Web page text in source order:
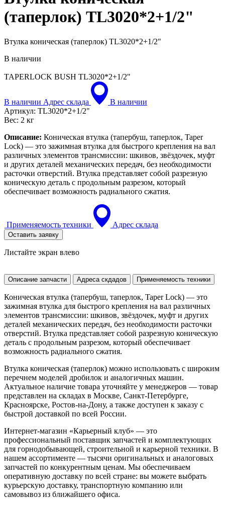
(таперлок) TL3020*2+1/2"
Втулка коническая (таперлок) TL3020*2+1/2"
В наличии
TAPERLOCK BUSH TL3020*2+1/2"
В наличии Адрес склада
В наличии
Артикул: TL3020*2+1/2"
Вес: 2 кг
Описание: Коническая втулка (тапербуш, таперлок, Taper
Lock) — это зажимная втулка для быстрого крепления на вал
различных элементов трансмиссии: шкивов, звёздочек, муфт
и других деталей механических передач, без необходимости
расточки отверстий. Втулка представляет собой разрезную
коническую деталь с продольным разрезом, который
обеспечивает возможность радиального сжатия.
Применяемость техники Адрес склада
Оставить заявку
Листайте экран влево
Описание запчасти Адреса скдадов Применяемость техники
Коническая втулка (тапербуш, таперлок, Taper Lock) — это
зажимная втулка для быстрого крепления на вал различных
элементов трансмиссии: шкивов, звёздочек, муфт и других
деталей механических передач, без необходимости расточки
отверстий. Втулка представляет собой разрезную коническую
деталь с продольным разрезом, который обеспечивает
возможность радиального сжатия.
Втулка коническая (таперлок) можно использовать с широким
перечнем моделей дробилок и аналогичных машин.
Актуальное наличие товара уточняйте у менеджеров — товар
представлен на складах в Москве, Санкт-Петербурге,
Красноярске, Ростов-на-Дону, а также доступен к заказу с
быстрой доставкой по всей России.
Интернет-магазин «Карьерный клуб» — это
профессиональный поставщик запчастей и комплектующих
для горнодобывающей, строительной и карьерной техники. В
нашем ассортименте — тысячи оригинальных и аналоговых
запчастей по конкурентным ценам. Мы обеспечиваем
оперативную доставку по всей стране: вы можете выбрать
курьерскую доставку, транспортную компанию или
самовывоз из ближайшего офиса.